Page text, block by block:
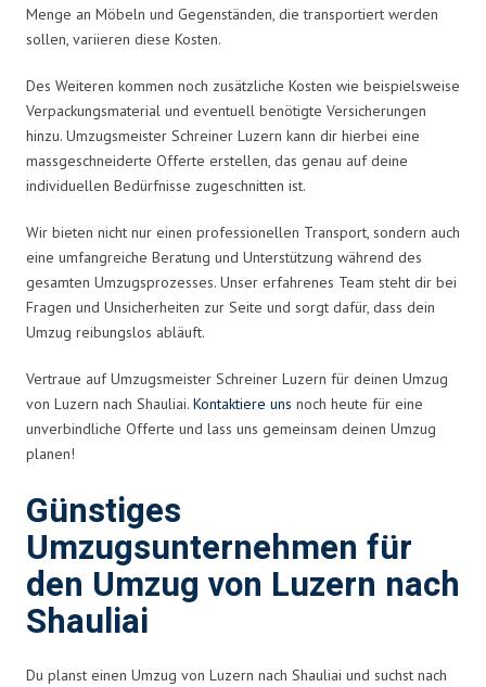
Menge an Möbeln und Gegenständen, die transportiert werden
sollen, variieren diese Kosten.
Des Weiteren kommen noch zusätzliche Kosten wie beispielsweise
Verpackungsmaterial und eventuell benötigte Versicherungen
hinzu. Umzugsmeister Schreiner Luzern kann dir hierbei eine
massgeschneiderte Offerte erstellen, das genau auf deine
individuellen Bedürfnisse zugeschnitten ist.
Wir bieten nicht nur einen professionellen Transport, sondern auch
eine umfangreiche Beratung und Unterstützung während des
gesamten Umzugsprozesses. Unser erfahrenes Team steht dir bei
Fragen und Unsicherheiten zur Seite und sorgt dafür, dass dein
Umzug reibungslos abläuft.
Vertraue auf Umzugsmeister Schreiner Luzern für deinen Umzug
von Luzern nach Shauliai. Kontaktiere uns noch heute für eine
unverbindliche Offerte und lass uns gemeinsam deinen Umzug
planen!
Günstiges
Umzugsunternehmen für
den Umzug von Luzern nach
Shauliai
Du planst einen Umzug von Luzern nach Shauliai und suchst nach